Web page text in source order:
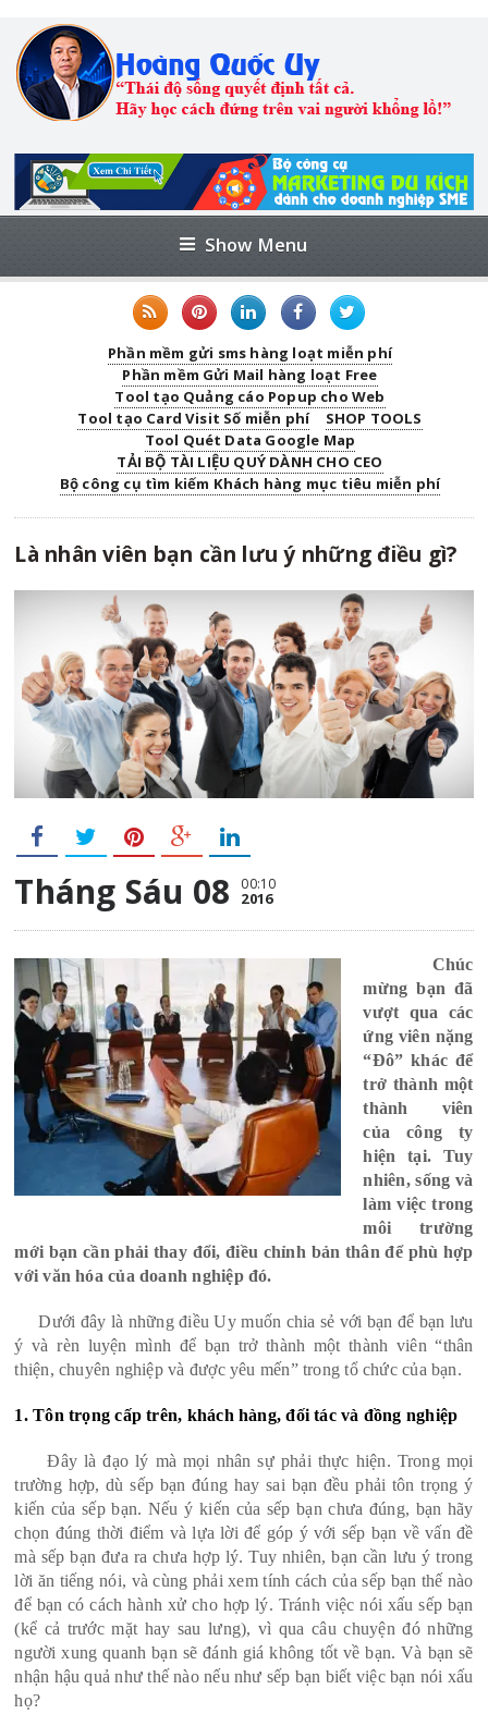
Show Menu
Phần mềm gửi sms hàng loạt miễn phí
Phần mềm Gửi Mail hàng loạt Free
Tool tạo Quảng cáo Popup cho Web
Tool tạo Card Visit Số miễn phí
SHOP TOOLS
Tool Quét Data Google Map
TẢI BỘ TÀI LIỆU QUÝ DÀNH CHO CEO
Bộ công cụ tìm kiếm Khách hàng mục tiêu miễn phí
Là nhân viên bạn cần lưu ý những điều gì?
Tháng Sáu 08 00:10
2016
Chúc
mừng bạn đã
vượt qua các
ứng viên nặng
“Đô” khác để
trở thành một
thành viên
của công ty
hiện tại. Tuy
nhiên, sống và
làm việc trong
môi trường
mới bạn cần phải thay đổi, điều chỉnh bản thân để phù hợp
với văn hóa của doanh nghiệp đó.
Dưới đây là những điều Uy muốn chia sẻ với bạn để bạn lưu
ý và rèn luyện mình để bạn trở thành một thành viên “thân
thiện, chuyên nghiệp và được yêu mến” trong tổ chức của bạn.
1. Tôn trọng cấp trên, khách hàng, đối tác và đồng nghiệp
Đây là đạo lý mà mọi nhân sự phải thực hiện. Trong mọi
trường hợp, dù sếp bạn đúng hay sai bạn đều phải tôn trọng ý
kiến của sếp bạn. Nếu ý kiến của sếp bạn chưa đúng, bạn hãy
chọn đúng thời điểm và lựa lời để góp ý với sếp bạn về vấn đề
mà sếp bạn đưa ra chưa hợp lý. Tuy nhiên, bạn cần lưu ý trong
lời ăn tiếng nói, và cùng phải xem tính cách của sếp bạn thế nào
để bạn có cách hành xử cho hợp lý. Tránh việc nói xấu sếp bạn
(kể cả trước mặt hay sau lưng), vì qua câu chuyện đó những
người xung quanh bạn sẽ đánh giá không tốt về bạn. Và bạn sẽ
nhận hậu quả như thế nào nếu như sếp bạn biết việc bạn nói xấu
họ?